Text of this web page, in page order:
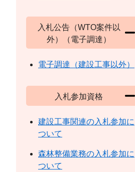
入札公告（WTO案件以
外）（電子調達）
電子調達（建設工事以外）
入札参加資格
建設工事関連の入札参加に
ついて
森林整備業務の入札参加に
ついて